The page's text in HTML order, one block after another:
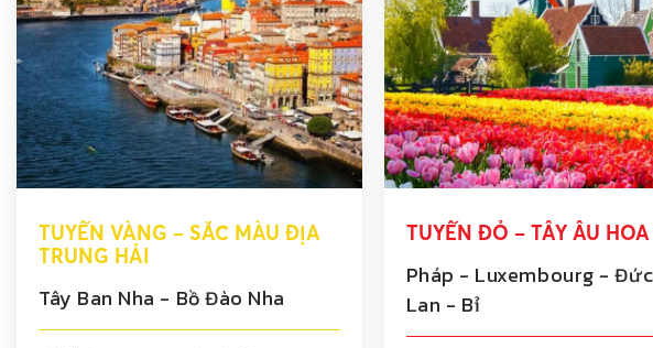
TUYẾN VÀNG – SẮC MÀU ĐỊA
TRUNG HẢI
Tây Ban Nha - Bồ Đào Nha
TUYẾN ĐỎ – TÂY ÂU HOA
Pháp - Luxembourg -
Lan - Bỉ